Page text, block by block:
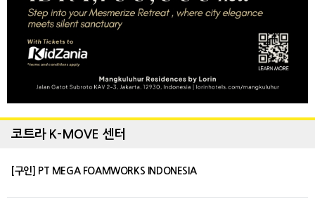
코트라 K-MOVE 센터
[구인] PT MEGA FOAMWORKS INDONESIA